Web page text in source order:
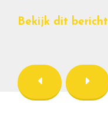
Bekijk dit bericht